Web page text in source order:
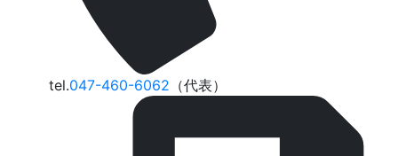
tel.047-460-6062 （代表）